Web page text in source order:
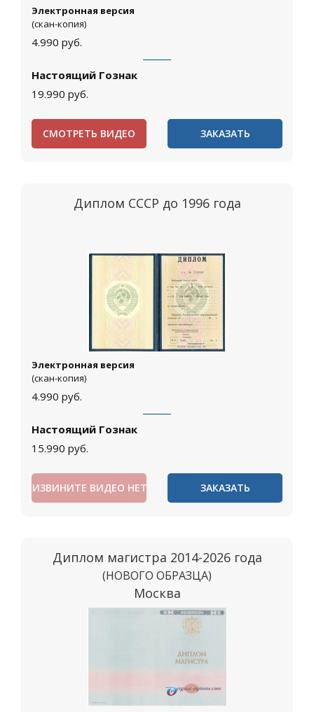
Электронная версия
(скан-копия)
4.990 руб.
Настоящий Гознак
19.990 руб.
СМОТРЕТЬ ВИДЕО ЗАКАЗАТЬ
Диплом СССР до 1996 года
Электронная версия
(скан-копия)
4.990 руб.
Настоящий Гознак
15.990 руб.
ИЗВИНИТЕ ВИДЕО НЕТ ЗАКАЗАТЬ
Диплом магистра 2014-2026 года
(НОВОГО ОБРАЗЦА)
Москва